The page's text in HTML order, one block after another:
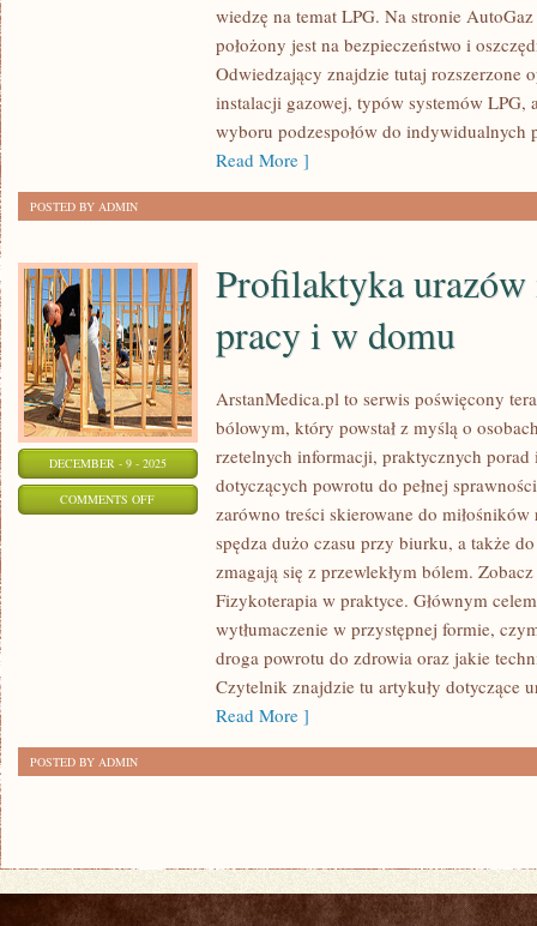
wiedzę na temat LPG. Na stronie
położony jest na bezpieczeństwo i
Odwiedzający znajdzie tutaj rozszerzone
instalacji gazowej, typów systemów LPG,
wyboru podzespołów do indywidualnych
Read More ]
POSTED BY ADMIN
DECEMBER - 9 - 2025
COMMENTS OFFON
Profilaktyka
pracy i w domu
ArstanMedica.pl to serwis poświęcony
bólowym, który powstał z myślą o
rzetelnych informacji, praktycznych
dotyczących powrotu do pełnej
zarówno treści skierowane do
spędza dużo czasu przy biurku, a także
zmagają się z przewlekłym bólem.
Fizykoterapia w praktyce. Głównym
wytłumaczenie w przystępnej formie,
droga powrotu do zdrowia oraz jakie
Czytelnik znajdzie tu artykuły dotyczące
Read More ]
POSTED BY ADMIN